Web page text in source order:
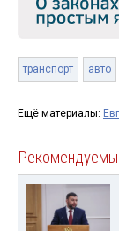
транспорт авто
Ещё материалы: